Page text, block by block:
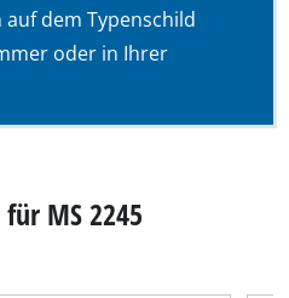
dem Typenschild
oder in Ihrer
MS 2245